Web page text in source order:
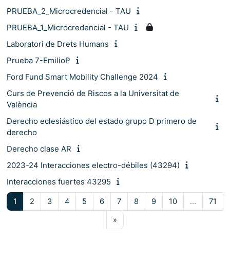
PRUEBA_2_Microcredencial - TAU
PRUEBA_1_Microcredencial - TAU
Laboratori de Drets Humans
Prueba 7-EmilioP
Ford Fund Smart Mobility Challenge 2024
Curs de Prevenció de Riscos a la Universitat de
València
Derecho eclesiástico del estado grupo D primero de
derecho
Derecho clase AR
2023-24 Interacciones electro-débiles (43294)
Interacciones fuertes 43295
1 Pàgina 1
2 Pàgina 2
3Pàgina 3
4Pàgina 4
5 Pàgina 5
6Pàgina 6
7Pàgina 7
8 Pàgina 8
9Pàgina 9
10Pàgina 10
… 71
»Pàgina següent